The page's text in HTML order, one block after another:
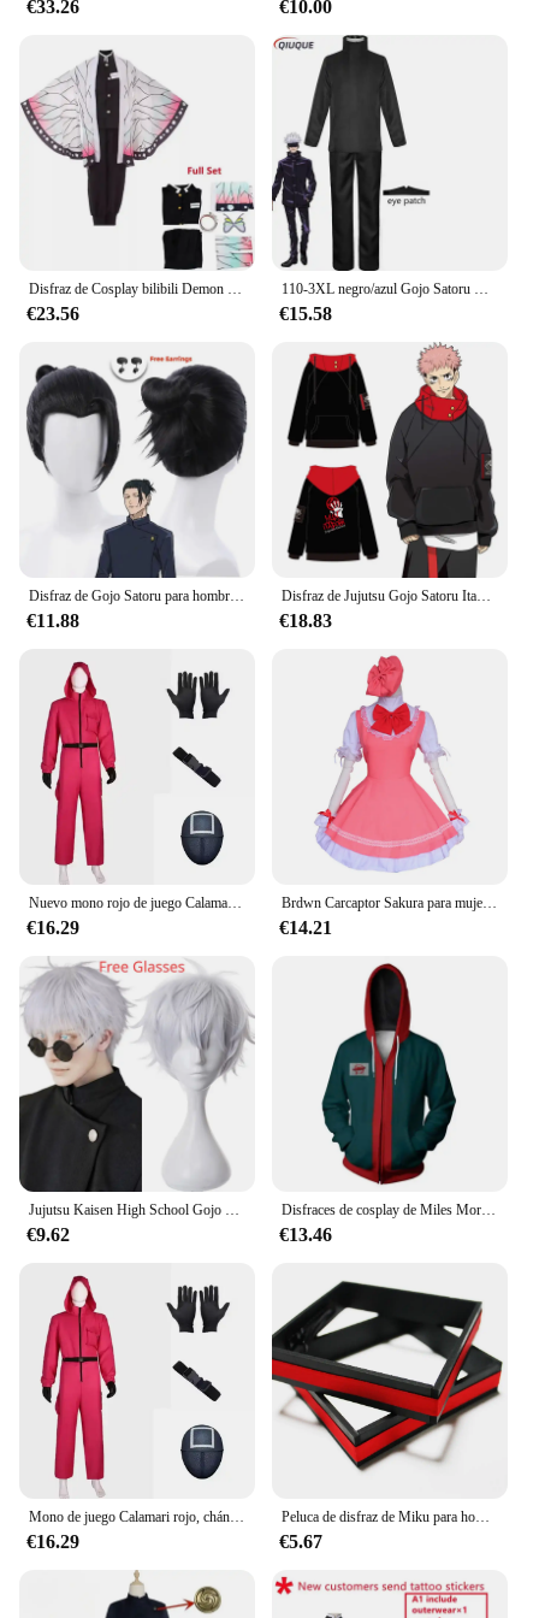
where the possibilities are endless.
€33.26 €10.00
Disfraz de Cosplay bilibili Demon Slayer Kochou Kanae, Anime para adultos Kimetsu No Yaiba Shinobu Kochou, ropa de Halloween
€23.56
110-3XL negro/azul Gojo Satoru Cosplay disfraz parche en el ojo pelucas gafas Anime fiesta de Halloween hombres niños uniformes
€15.58
Disfraz de Gojo Satoru para hombre, uniforme de Cosplay, Jujutsu Kaisen, gafas de sol, Geto Suguru
€11.88
Disfraz de Jujutsu Gojo Satoru Itadori Yuji para adultos, Jersey Unisex, abrigo informal con capucha, chaqueta y pantalones
€18.83
€16.29
Brdwn Carcaptor Sakura para mujer, disfraz de Cosplay Sakura Kinomoto, combate, uniforme, delantal, vestido (vestido + sombrero)
€14.21
€9.62
Disfraces de cosplay de Miles Morales para hombres, chaqueta con cremallera con impresión 3D, sudaderas con capucha de anime, sudaderas con capucha verdes, ropa de Halloween
€13.46
€16.29
Peluca de disfraz de Miku para hombre de talla europea, conjunto completo de tela de cuero plateado, traje de uniforme de estilo masculino Mikuo
€5.67